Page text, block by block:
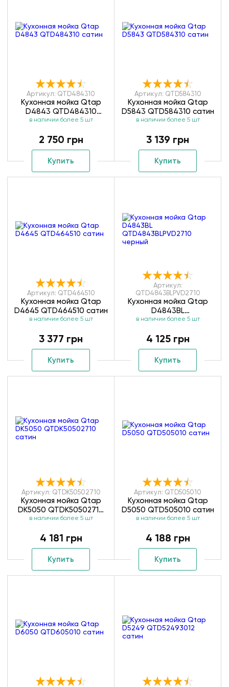
Артикул: QTD484310
Кухонная мойка Qtap
D4843 QTD484310
сатин
в наличии более 5 шт
2 750 грн
Купить
Артикул: QTD584310
Кухонная мойка Qtap
D5843 QTD584310 сатин
в наличии более 5 шт
3 139 грн
Купить
Артикул: QTD464510
Кухонная мойка Qtap
D4645 QTD464510 сатин
в наличии более 5 шт
3 377 грн
Купить
Артикул:
QTD4843BLPVD2710
Кухонная мойка Qtap
D4843BL
QTD4843BLPVD2710
в наличии более 5 шт
4 125 грн
Купить
Артикул: QTDK50502710
Кухонная мойка Qtap
DK5050 QTDK50502710
сатин
в наличии более 5 шт
4 181 грн
Купить
Артикул: QTD505010
Кухонная мойка Qtap
D5050 QTD505010 сатин
в наличии более 5 шт
4 188 грн
Купить